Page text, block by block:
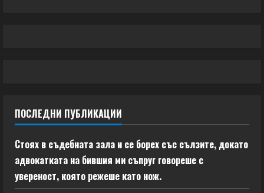
ПОСЛЕДНИ ПУБЛИКАЦИИ
Стоях в съдебната зала и се борех със сълзите, докато
адвокатката на бившия ми съпруг говореше с
увереност, която режеше като нож.